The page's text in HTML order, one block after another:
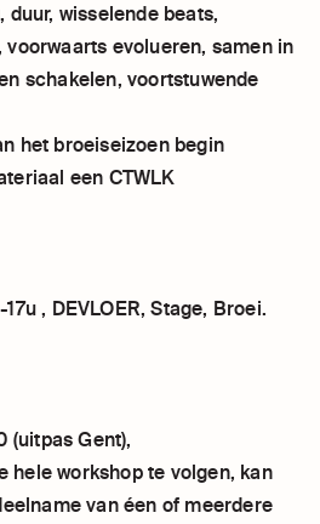
wisselende beats,
evolueren, samen in
schakelen, voortstuwende
het broeiseizoen begin
een CTWLK
17u , DEVLOER, Stage, Broei.
(uitpas Gent),
hele workshop te volgen, kan
van éen of meerdere